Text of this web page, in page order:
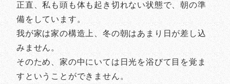
正直、私も頭も体も起き切れない状態で、朝の準
備をしています。
我が家は家の構造上、冬の朝はあまり日が差し込
みません。
そのため、家の中にいては日光を浴びて目を覚ま
すということができません。